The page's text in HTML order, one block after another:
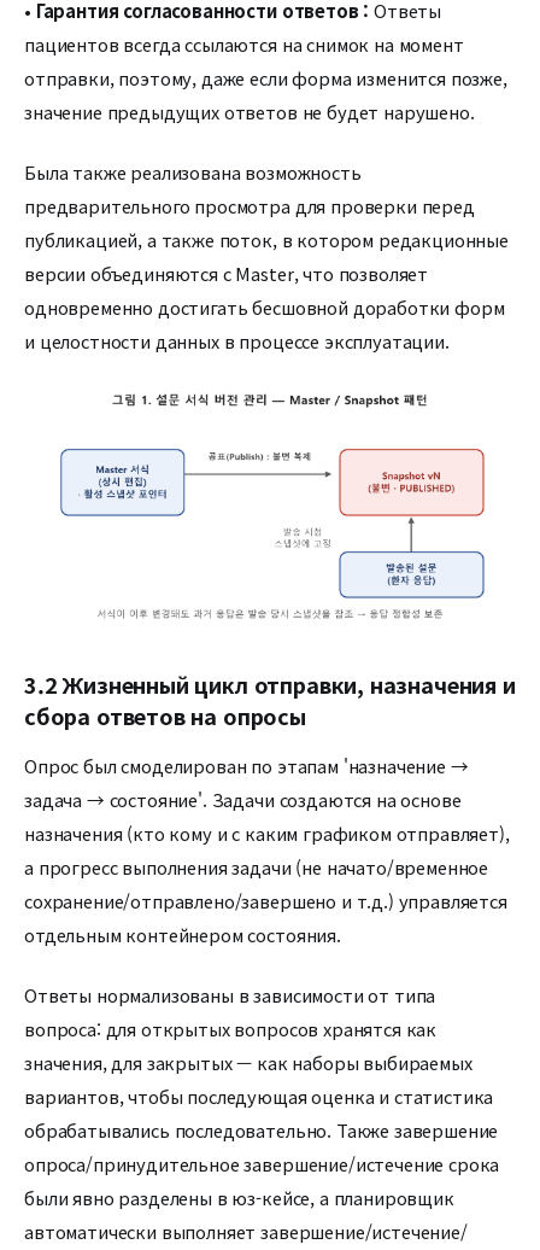
• Гарантия согласованности ответов :Ответы
пациентов всегда ссылаются на снимок на момент
отправки, поэтому, даже если форма изменится позже,
значение предыдущих ответов не будет нарушено.
Была также реализована возможность
предварительного просмотра для проверки перед
публикацией, а также поток, в котором редакционные
версии объединяются с Master, что позволяет
одновременно достигать бесшовной доработки форм
и целостности данных в процессе эксплуатации.
3.2 Жизненный цикл отправки, назначения и
сбора ответов на опросы
Опрос был смоделирован по этапам 'назначение →
задача → состояние'. Задачи создаются на основе
назначения (кто кому и с каким графиком отправляет),
а прогресс выполнения задачи (не начато/временное
сохранение/отправлено/завершено и т.д.) управляется
отдельным контейнером состояния.
Ответы нормализованы в зависимости от типа
вопроса: для открытых вопросов хранятся как
значения, для закрытых — как наборы выбираемых
вариантов, чтобы последующая оценка и статистика
обрабатывались последовательно. Также завершение
опроса/принудительное завершение/истечение срока
были явно разделены в юз-кейсе, а планировщик
автоматически выполняет завершение/истечение/